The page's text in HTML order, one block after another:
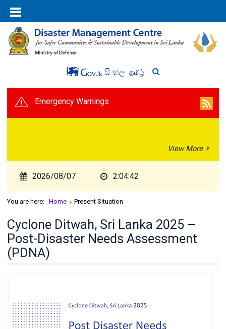
සිංහල தமிழ்
Emergency Warnings
View More
2026/08/07 2:04:43
You are here: Home Present Situation
Cyclone Ditwah, Sri Lanka 2025 –
Post-Disaster Needs Assessment
(PDNA)